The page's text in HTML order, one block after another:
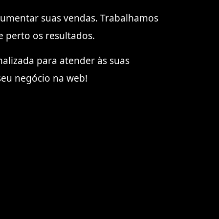
suas vendas. Trabalhamos
perto os resultados.
para atender às suas
negócio na web!